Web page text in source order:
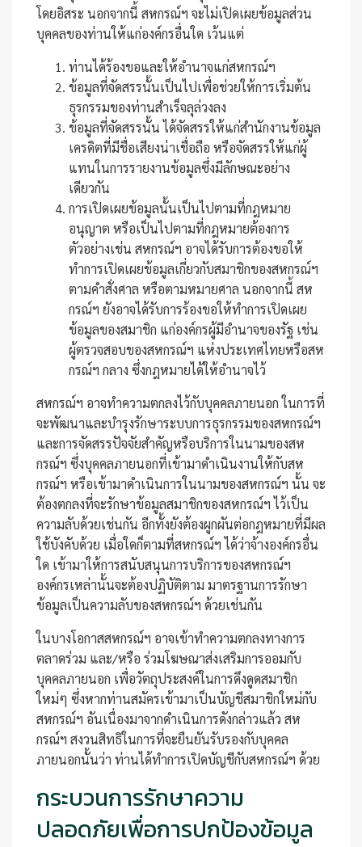
โดยอิสระ นอกจากนี้ สหกรณ์ฯ จะไม่เปิดเผยข้อมูลส่วน
บุคคลของท่านให้แก่องค์กรอื่นใด เว้นแต่
ท่านได้ร้องขอและให้อำนาจแก่สหกรณ์ฯ
ข้อมูลที่จัดสรรนั้นเป็นไปเพื่อช่วยให้การเริ่มต้น
ธุรกรรมของท่านสำเร็จลุล่วงลง
ข้อมูลที่จัดสรรนั้น ได้จัดสรรให้แก่สำนักงานข้อมูล
เครดิตที่มีชื่อเสียงน่าเชื่อถือ หรือจัดสรรให้แก่ผู้
แทนในการรายงานข้อมูลซึ่งมีลักษณะอย่าง
เดียวกัน
การเปิดเผยข้อมูลนั้นเป็นไปตามที่กฎหมาย
อนุญาต หรือเป็นไปตามที่กฎหมายต้องการ
ตัวอย่างเช่น สหกรณ์ฯ อาจได้รับการต้องขอให้
ทำการเปิดเผยข้อมูลเกี่ยวกับสมาชิกของสหกรณ์ฯ
ตามคำสั่งศาล หรือตามหมายศาล นอกจากนี้ สห
กรณ์ฯ ยังอาจได้รับการร้องขอให้ทำการเปิดเผย
ข้อมูลของสมาชิก แก่องค์กรผู้มีอำนาจของรัฐ เช่น
ผู้ตรวจสอบของสหกรณ์ฯ แห่งประเทศไทยหรือสห
กรณ์ฯ กลาง ซึ่งกฎหมายได้ให้อำนาจไว้
สหกรณ์ฯ อาจทำความตกลงไว้กับบุคคลภายนอก ในการที่
จะพัฒนาและบำรุงรักษาระบบการธุรกรรมของสหกรณ์ฯ
และการจัดสรรปัจจัยสำคัญหรือบริการในนามของสห
กรณ์ฯ ซึ่งบุคคลภายนอกที่เข้ามาดำเนินงานให้กับสห
กรณ์ฯ หรือเข้ามาดำเนินการในนามของสหกรณ์ฯ นั้น จะ
ต้องตกลงที่จะรักษาข้อมูลสมาชิกของสหกรณ์ฯ ไว้เป็น
ความลับด้วยเช่นกัน อีกทั้งยังต้องผูกผันต่อกฎหมายที่มีผล
ใช้บังคับด้วย เมื่อใดก็ตามที่สหกรณ์ฯ ได้ว่าจ้างองค์กรอื่น
ใด เข้ามาให้การสนับสนุนการบริการของสหกรณ์ฯ
องค์กรเหล่านั้นจะต้องปฏิบัติตาม มาตรฐานการรักษา
ข้อมูลเป็นความลับของสหกรณ์ฯ ด้วยเช่นกัน
ในบางโอกาสสหกรณ์ฯ อาจเข้าทำความตกลงทางการ
ตลาดร่วม และ/หรือ ร่วมโฆษณาส่งเสริมการออมกับ
บุคคลภายนอก เพื่อวัตถุประสงค์ในการดึงดูดสมาชิก
ใหม่ๆ ซึ่งหากท่านสมัครเข้ามาเป็นบัญชีสมาชิกใหม่กับ
สหกรณ์ฯ อันเนื่องมาจากดำเนินการดังกล่าวแล้ว สห
กรณ์ฯ สงวนสิทธิในการที่จะยืนยันรับรองกับบุคคล
ภายนอกนั้นว่า ท่านได้ทำการเปิดบัญชีกับสหกรณ์ฯ ด้วย
กระบวนการรักษาความ
ปลอดภัยเพื่อการปกป้องข้อมูล